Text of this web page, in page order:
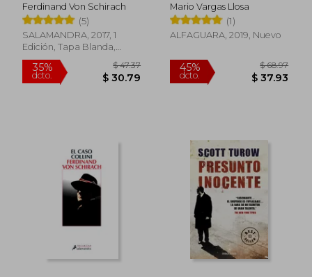
Ferdinand Von Schirach
(5)
SALAMANDRA, 2017, 1
Edición, Tapa Blanda,
Nuevo
Mario Vargas Llosa
(1)
ALFAGUARA, 2019, Nuevo
45%
dcto.